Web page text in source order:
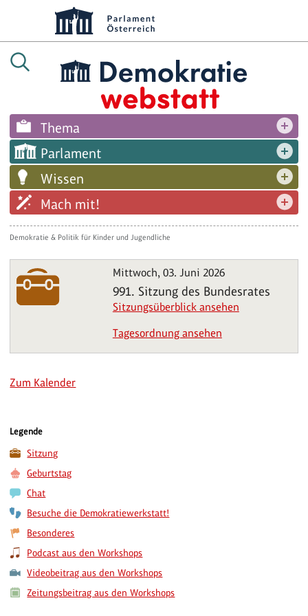
Thema
Parlament
Wissen
Mach mit!
Demokratie & Politik für Kinder und Jugendliche
Mittwoch, 03. Juni 2026
991. Sitzung des Bundesrates
Sitzungsüberblick ansehen
Tagesordnung ansehen
Zum Kalender
Legende
Sitzung
Geburtstag
Chat
Besuche die Demokratiewerkstatt!
Besonderes
Podcast aus den Workshops
Videobeitrag aus den Workshops
Zeitungsbeitrag aus den Workshops